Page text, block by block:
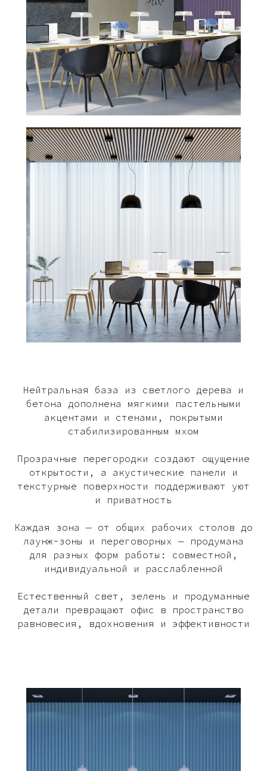
Нейтральная база из светлого дерева и
бетона дополнена мягкими пастельными
акцентами и стенами, покрытыми
стабилизированным мхом
Прозрачные перегородки создают ощущение
открытости, а акустические панели и
текстурные поверхности поддерживают уют
и приватность
Каждая зона — от общих рабочих столов до
лаунж-зоны и переговорных — продумана
для разных форм работы: совместной,
индивидуальной и расслабленной
Естественный свет, зелень и продуманные
детали превращают офис в пространство
равновесия, вдохновения и эффективности